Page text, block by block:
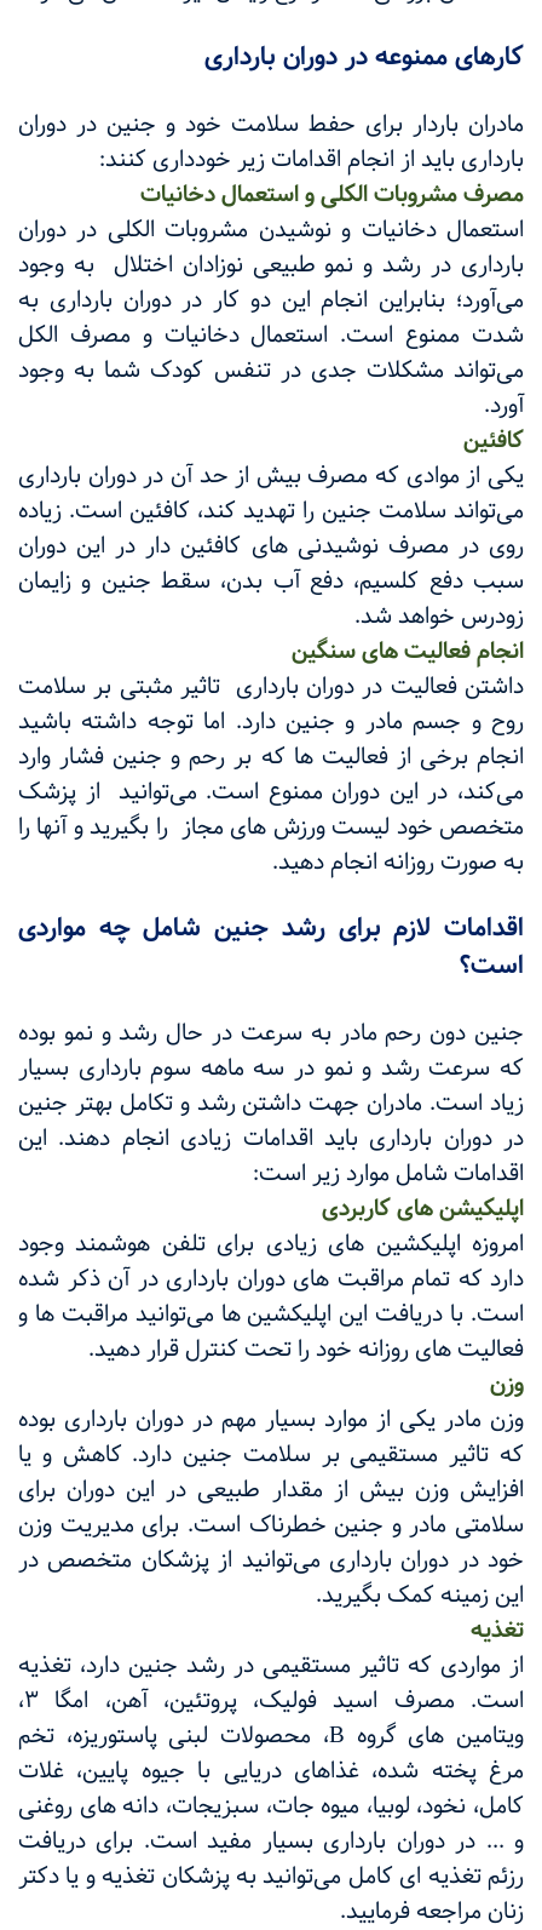
کارهای ممنوعه در دوران بارداری
مادران باردار برای حفط سلامت خود و جنین در دوران
بارداری باید از انجام اقدامات زیر خودداری کنند:
مصرف مشروبات الکلی و استعمال دخانیات
استعمال دخانیات و نوشیدن مشروبات الکلی در دوران
بارداری در رشد و نمو طبیعی نوزادان اختلال به وجود
می‌آورد؛ بنابراین انجام این دو کار در دوران بارداری به
شدت ممنوع است. استعمال دخانیات و مصرف الکل
می‌تواند مشکلات جدی در تنفس کودک شما به وجود
آورد.
کافئین
یکی از موادی که مصرف بیش از حد آن در دوران بارداری
می‌تواند سلامت جنین را تهدید کند، کافئین است. زیاده
روی در مصرف نوشیدنی های کافئین دار در این دوران
سبب دفع کلسیم، دفع آب بدن، سقط جنین و زایمان
زودرس خواهد شد.
انجام فعالیت های سنگین
داشتن فعالیت در دوران بارداری تاثیر مثبتی بر سلامت
روح و جسم مادر و جنین دارد. اما توجه داشته باشید
انجام برخی از فعالیت ها که بر رحم و جنین فشار وارد
می‌کند، در این دوران ممنوع است. می‌توانید از پزشک
متخصص خود لیست ورزش های مجاز را بگیرید و آنها را
به صورت روزانه انجام دهید.
اقدامات لازم برای رشد جنین شامل چه مواردی
است؟
جنین دون رحم مادر به سرعت در حال رشد و نمو بوده
که سرعت رشد و نمو در سه ماهه سوم بارداری بسیار
زیاد است. مادران جهت داشتن رشد و تکامل بهتر جنین
در دوران بارداری باید اقدامات زیادی انجام دهند. این
اقدامات شامل موارد زیر است:
اپلیکیشن های کاربردی
امروزه اپلیکشین های زیادی برای تلفن هوشمند وجود
دارد که تمام مراقبت های دوران بارداری در آن ذکر شده
است‌. با دریافت این اپلیکشین ها می‌توانید مراقبت ها و
فعالیت های روزانه خود را تحت کنترل قرار دهید‌.
وزن
وزن مادر یکی از موارد بسیار مهم در دوران بارداری بوده
که تاثیر مستقیمی بر سلامت جنین دارد. کاهش و یا
افزایش وزن بیش از مقدار طبیعی در این دوران برای
سلامتی مادر و جنین خطرناک است. برای مدیریت وزن
خود در دوران بارداری می‌توانید از پزشکان متخصص در
این زمینه کمک بگیرید.
تغذیه
از مواردی که تاثیر مستقیمی در رشد جنین دارد، تغذیه
است. مصرف اسید فولیک، پروتئین، آهن، امگا ۳،
ویتامین های گروه B، محصولات لبنی پاستوریزه، تخم
مرغ پخته شده، غذاهای دریایی با جیوه پایین، غلات
کامل، نخود، لوبیا، میوه جات، سبزیجات، دانه های روغنی
و ... در دوران بارداری بسیار مفید است. برای دریافت
رزئم تغذیه ای کامل می‌توانید به پزشکان تغذیه و یا دکتر
زنان مراجعه فرمایید.